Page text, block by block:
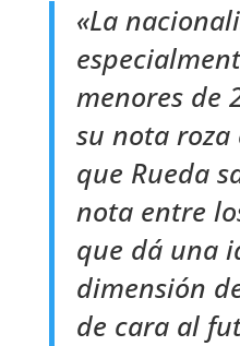
«La
menores de
su nota
que Rueda
nota entre
que dá una
dimensión
de cara al